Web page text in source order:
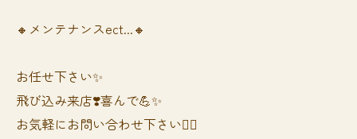
🔸メンテナンスect...🔸
お任せ下さい✨
飛び込み来店❣️喜んで💪✨
お気軽にお問い合わせ下さい🙆‍♀️